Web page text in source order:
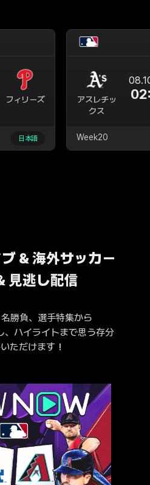
フィリーズ
日本語
アスレチッ
クス
Week20
& 海外サッカー
見逃し配信
勝負、選手特集から
、ハイライトまで思う存分
ただけます！